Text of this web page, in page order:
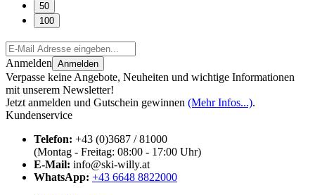
50
100
Anmelden Anmelden
Verpasse keine Angebote, Neuheiten und wichtige Informationen
mit unserem Newsletter!
Jetzt anmelden und Gutschein gewinnen (Mehr Infos...).
Kundenservice
Telefon: +43 (0)3687 / 81000
(Montag - Freitag: 08:00 - 17:00 Uhr)
E-Mail: info@ski-willy.at
WhatsApp: +43 6648 8822000